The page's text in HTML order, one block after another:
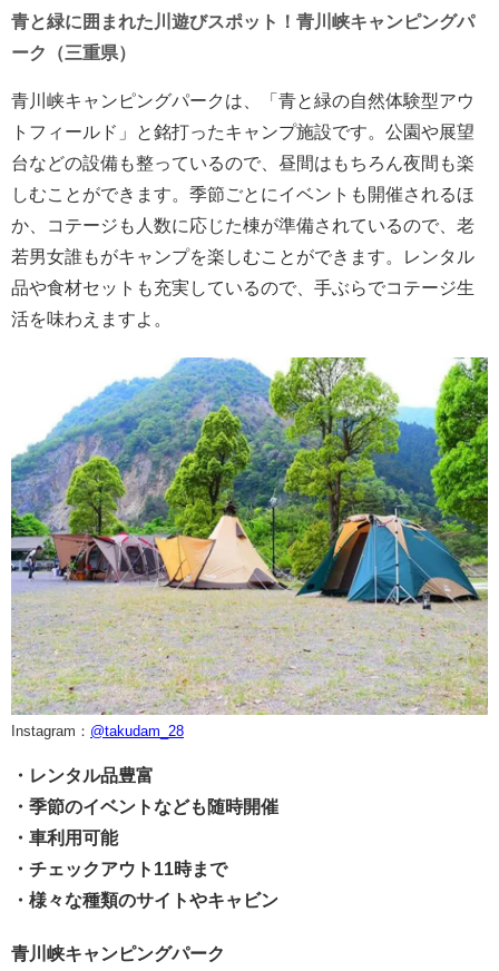
青と緑に囲まれた川遊びスポット！青川峡キャンピングパ
ーク（三重県）
青川峡キャンピングパークは、「青と緑の自然体験型アウ
トフィールド」と銘打ったキャンプ施設です。公園や展望
台などの設備も整っているので、昼間はもちろん夜間も楽
しむことができます。季節ごとにイベントも開催されるほ
か、コテージも人数に応じた棟が準備されているので、老
若男女誰もがキャンプを楽しむことができます。レンタル
品や食材セットも充実しているので、手ぶらでコテージ生
活を味わえますよ。
Instagram： @takudam_28
・レンタル品豊富
・季節のイベントなども随時開催
・車利用可能
・チェックアウト11時まで
・様々な種類のサイトやキャビン
青川峡キャンピングパーク